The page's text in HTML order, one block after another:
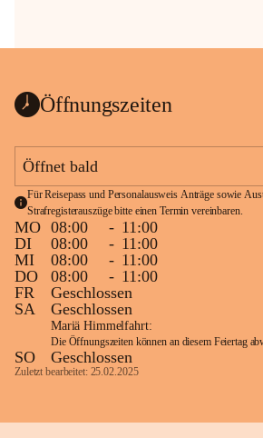
Öffnungszeiten
Öffnet bald
Für Reisepass und Personalausweis Anträge sowie
Strafregisterauszüge bitte einen Termin vereinbaren.
MO 08:00 - 11:00
DI
08:00 - 11:00
MI
08:00 - 11:00
DO
08:00 - 11:00
FR
Geschlossen
SA
Geschlossen
Mariä Himmelfahrt:
Die Öffnungszeiten können an diesem Feiertag
SO Geschlossen
Zuletzt bearbeitet: 25.02.2025